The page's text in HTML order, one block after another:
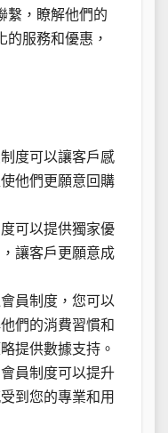
繫，瞭解他們的
的服務和優惠，
度可以讓客戶感
他們更願意回購
可以提供獨家優
讓客戶更願意成
員制度，您可以
們的消費習慣和
提供數據支持。
員制度可以提升
到您的專業和用